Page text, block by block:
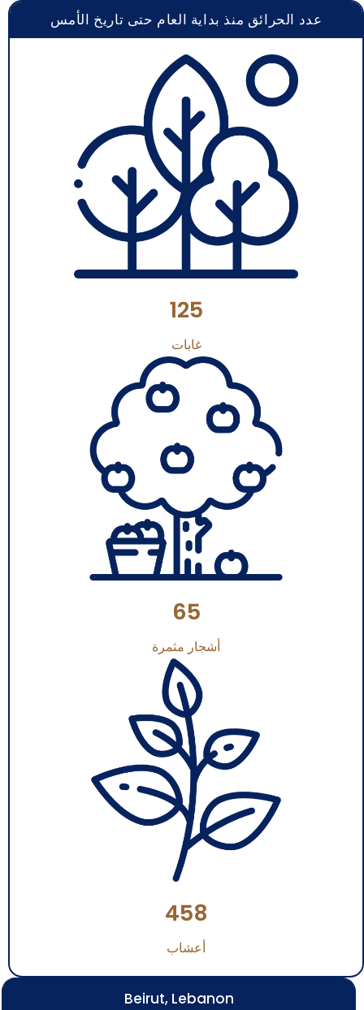
عدد الحرائق منذ بداية العام حتى تاريخ الأمس
125
غابات
65
أشجار مثمرة
458
أعشاب
Beirut, Lebanon